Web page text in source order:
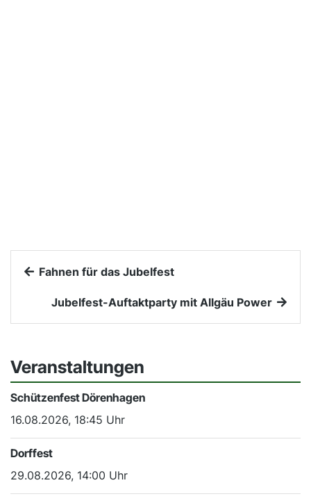
Fahnen für das Jubelfest
Jubelfest-Auftaktparty mit Allgäu Power
Veranstaltungen
Schützenfest Dörenhagen
16.08.2026, 18:45 Uhr
Dorffest
29.08.2026, 14:00 Uhr